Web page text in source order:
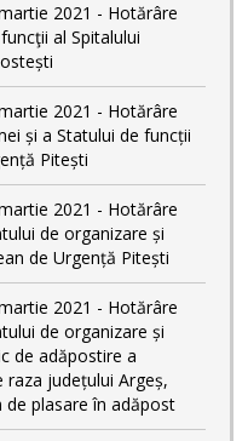
2021 - Hotărâre
al Spitalului
2021 - Hotărâre
și a Statului de funcții
Pitești
2021 - Hotărâre
de organizare și
de Urgență Pitești
2021 - Hotărâre
de organizare și
de adăpostire a
județului Argeș,
plasare în adăpost